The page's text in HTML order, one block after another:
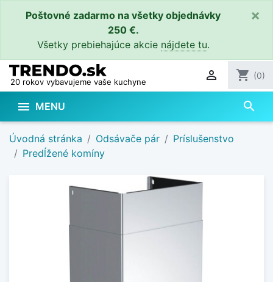
Poštovné zadarmo na všetky objednávky
250 €.
Všetky prebiehajúce akcie nájdete tu.
×
20 rokov vybavujeme vaše kuchyne  shopping_cart (0)
 MENU search
Úvodná stránka Odsávače pár
Príslušenstvo
Predĺžené komíny